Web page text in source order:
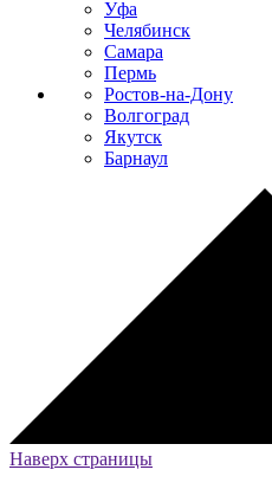
Уфа
Челябинск
Самара
Пермь
Ростов-на-Дону
Волгоград
Якутск
Барнаул
Наверх страницы